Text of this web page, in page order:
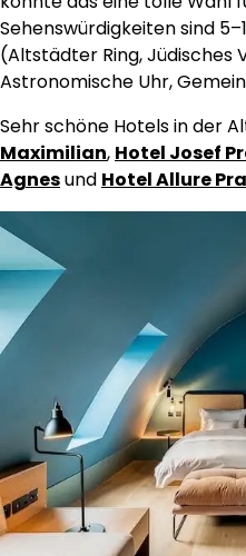
Sehenswürdigkeiten sind
(Altstädter Ring, Jüdisches
Astronomische Uhr,
Sehr schöne Hotels in der
Maximilian, Hotel Josef
Agnesund Hotel Allure